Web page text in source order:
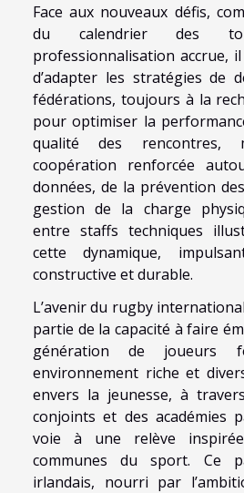
Face aux nouveaux défis,
du calendrier des
professionnalisation accrue,
d’adapter les stratégies de
fédérations, toujours à la
pour optimiser la
qualité des rencontres,
coopération renforcée
données, de la prévention
gestion de la charge
entre staffs techniques
cette dynamique,
constructive et durable.
L’avenir du rugby
partie de la capacité à faire
génération de joueurs
environnement riche et
envers la jeunesse, à
conjoints et des académies
voie à une relève
communes du sport. Ce
irlandais, nourri par